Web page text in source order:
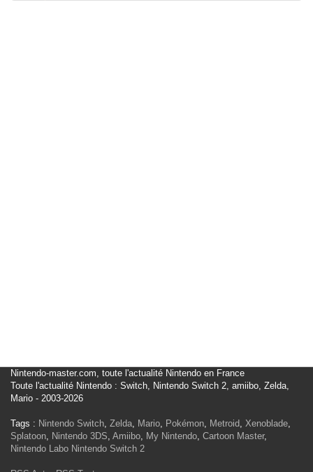
Nintendo-master.com, toute l'actualité Nintendo en France
Toute l'actualité Nintendo : Switch, Nintendo Switch 2, amiibo, Zelda,
Mario - 2003-2026
Tags : Nintendo Switch, Zelda, Mario, Pokémon, Metroid, Xenoblade,
Splatoon, Nintendo 3DS, Amiibo, My Nintendo, Cartoon Master,
Nintendo Labo Nintendo Switch 2